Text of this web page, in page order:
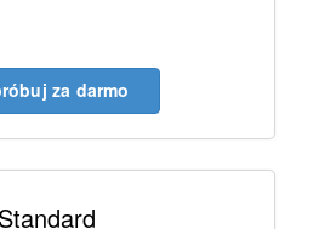
za darmo
Standard